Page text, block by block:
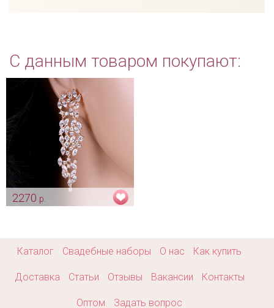
С данным товаром покупают:
2270 р.
Каталог Свадебные наборы О нас Как купить
Доставка Статьи Отзывы Вакансии Контакты
Оптом Задать вопрос